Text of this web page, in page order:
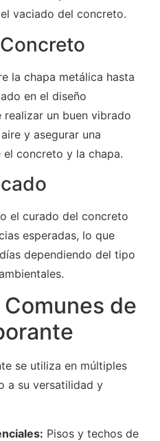
vaciado del concreto.
la chapa metálica hasta
en el diseño
un buen vibrado
y asegurar una
concreto y la chapa.
el curado del concreto
esperadas, lo que
dependiendo del tipo
de
se utiliza en múltiples
a su versatilidad y
Pisos y techos de